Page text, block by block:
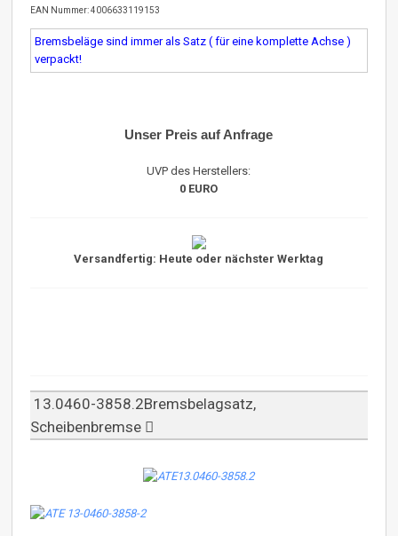
EAN Nummer: 4006633119153
Bremsbeläge sind immer als Satz ( für eine komplette Achse )
verpackt!
Unser Preis auf Anfrage
UVP des Herstellers:
0 EURO
Versandfertig: Heute oder nächster Werktag
13.0460-3858.2Bremsbelagsatz,
Scheibenbremse